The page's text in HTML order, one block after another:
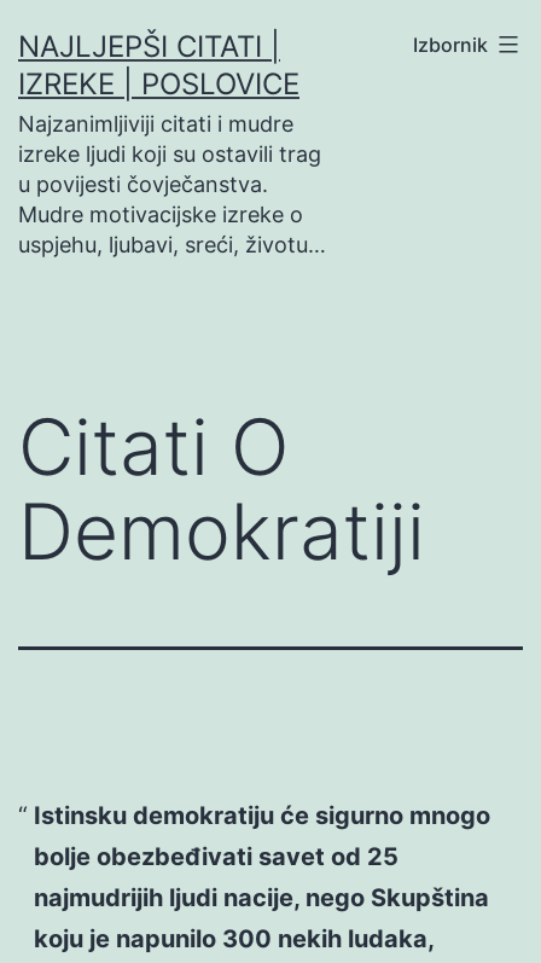
na
sadržaj
NAJLJEPŠI CITATI |
IZREKE | POSLOVICE
Najzanimljiviji citati i mudre
izreke ljudi koji su ostavili trag
u povijesti čovječanstva.
Mudre motivacijske izreke o
uspjehu, ljubavi, sreći, životu…
Izbornik
Citati O
Demokratiji
Istinsku demokratiju će sigurno mnogo
bolje obezbeđivati savet od 25
najmudrijih ljudi nacije, nego Skupština
koju je napunilo 300 nekih ludaka,